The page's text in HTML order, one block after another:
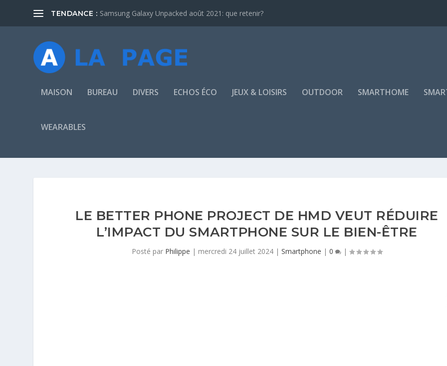
TENDANCE : Samsung Galaxy Unpacked août 2021: que retenir?
MAISON BUREAU DIVERS ECHOS ÉCO JEUX & LOISIRS OUTDOOR SMARTHOME
WEARABLES
LE BETTER PHONE PROJECT DE HMD VEUT RÉDUIRE
L’IMPACT DU SMARTPHONE SUR LE BIEN-ÊTRE
Posté par Philippe | mercredi 24 juillet 2024| Smartphone | 0 |